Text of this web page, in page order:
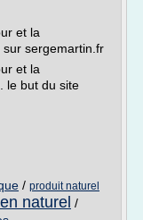
et la
sergemartin.fr
et la
le but du site
/ produit naturel
naturel /